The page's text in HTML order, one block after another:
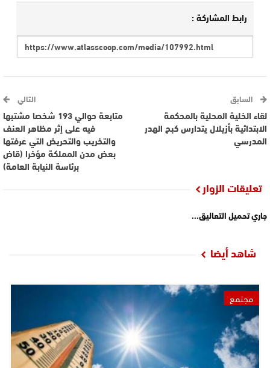
رابط المشاركة :
السابق
لقاء الخلية المحلية بالمحكمة
الابتدائية بأزيلال يتدارس كبح الهدر
المدرسي
التالي
متابعة حوالي 193 شخصا مشتبها
فيه على إثر مظاهر العنف
والتخريب والتحريض التي عرفتها
بعض مدن المملكة مؤخرا (قاض
برئاسة النيابة العامة)
تعليقات الزوار
جاري تحميل التعاليق...
شاهد أيضا
مجتمع